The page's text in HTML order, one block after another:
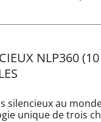
NLP360
silencieux au
unique de trois